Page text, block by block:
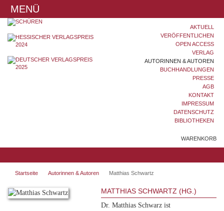
MENÜ
AKTUELL
VERÖFFENTLICHEN
OPEN ACCESS
VERLAG
AUTORINNEN & AUTOREN
BUCHHANDLUNGEN
PRESSE
AGB
KONTAKT
IMPRESSUM
DATENSCHUTZ
BIBLIOTHEKEN
WARENKORB
Startseite Autorinnen & Autoren Matthias Schwartz
MATTHIAS SCHWARTZ (HG.)
Dr. Matthias Schwarz ist